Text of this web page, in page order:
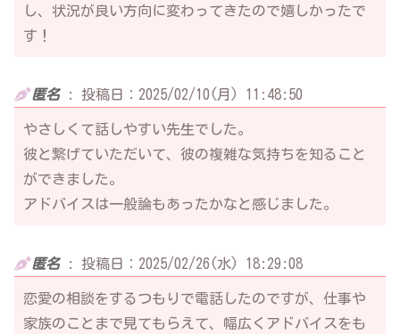
し、状況が良い方向に変わってきたので嬉しかったで
す！
匿名: 投稿日：2025/02/10(月) 11:48:50
やさしくて話しやすい先生でした。
彼と繋げていただいて、彼の複雑な気持ちを知ること
ができました。
アドバイスは一般論もあったかなと感じました。
匿名: 投稿日：2025/02/26(水) 18:29:08
恋愛の相談をするつもりで電話したのですが、仕事や
家族のことまで見てもらえて、幅広くアドバイスをも